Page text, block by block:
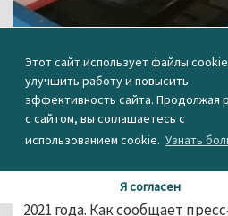
Этот сайт использует файлы
улучшить работу и повысить
эффективность сайта. Продолжая
с сайтом, вы соглашаетесь с
использованием cookie. Узнать
Я согласен
На сооружениях
Черноисточинского
ремонтные работы,
2021 года. Как сообщает